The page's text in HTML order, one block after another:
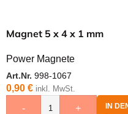
Magnet 5 x 4 x 1 mm
Power Magnete
Art.Nr. 998-1067
0,90 € inkl. MwSt.
- + IN